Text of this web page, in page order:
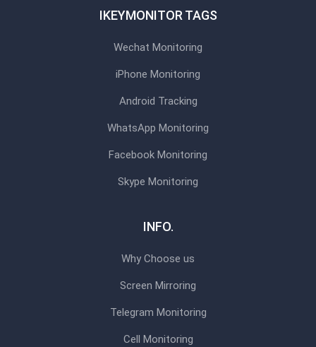
IKEYMONITOR TAGS
Wechat Monitoring
iPhone Monitoring
Android Tracking
WhatsApp Monitoring
Facebook Monitoring
Skype Monitoring
INFO.
Why Choose us
Screen Mirroring
Telegram Monitoring
Cell Monitoring